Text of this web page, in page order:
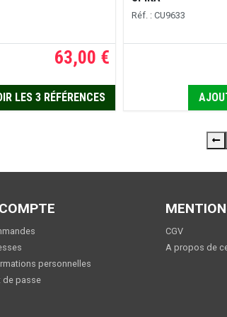
63,00 €
LES 3 RÉFÉRENCES
Réf. : CU9633
personnelles
de passe
CGV
A propos de